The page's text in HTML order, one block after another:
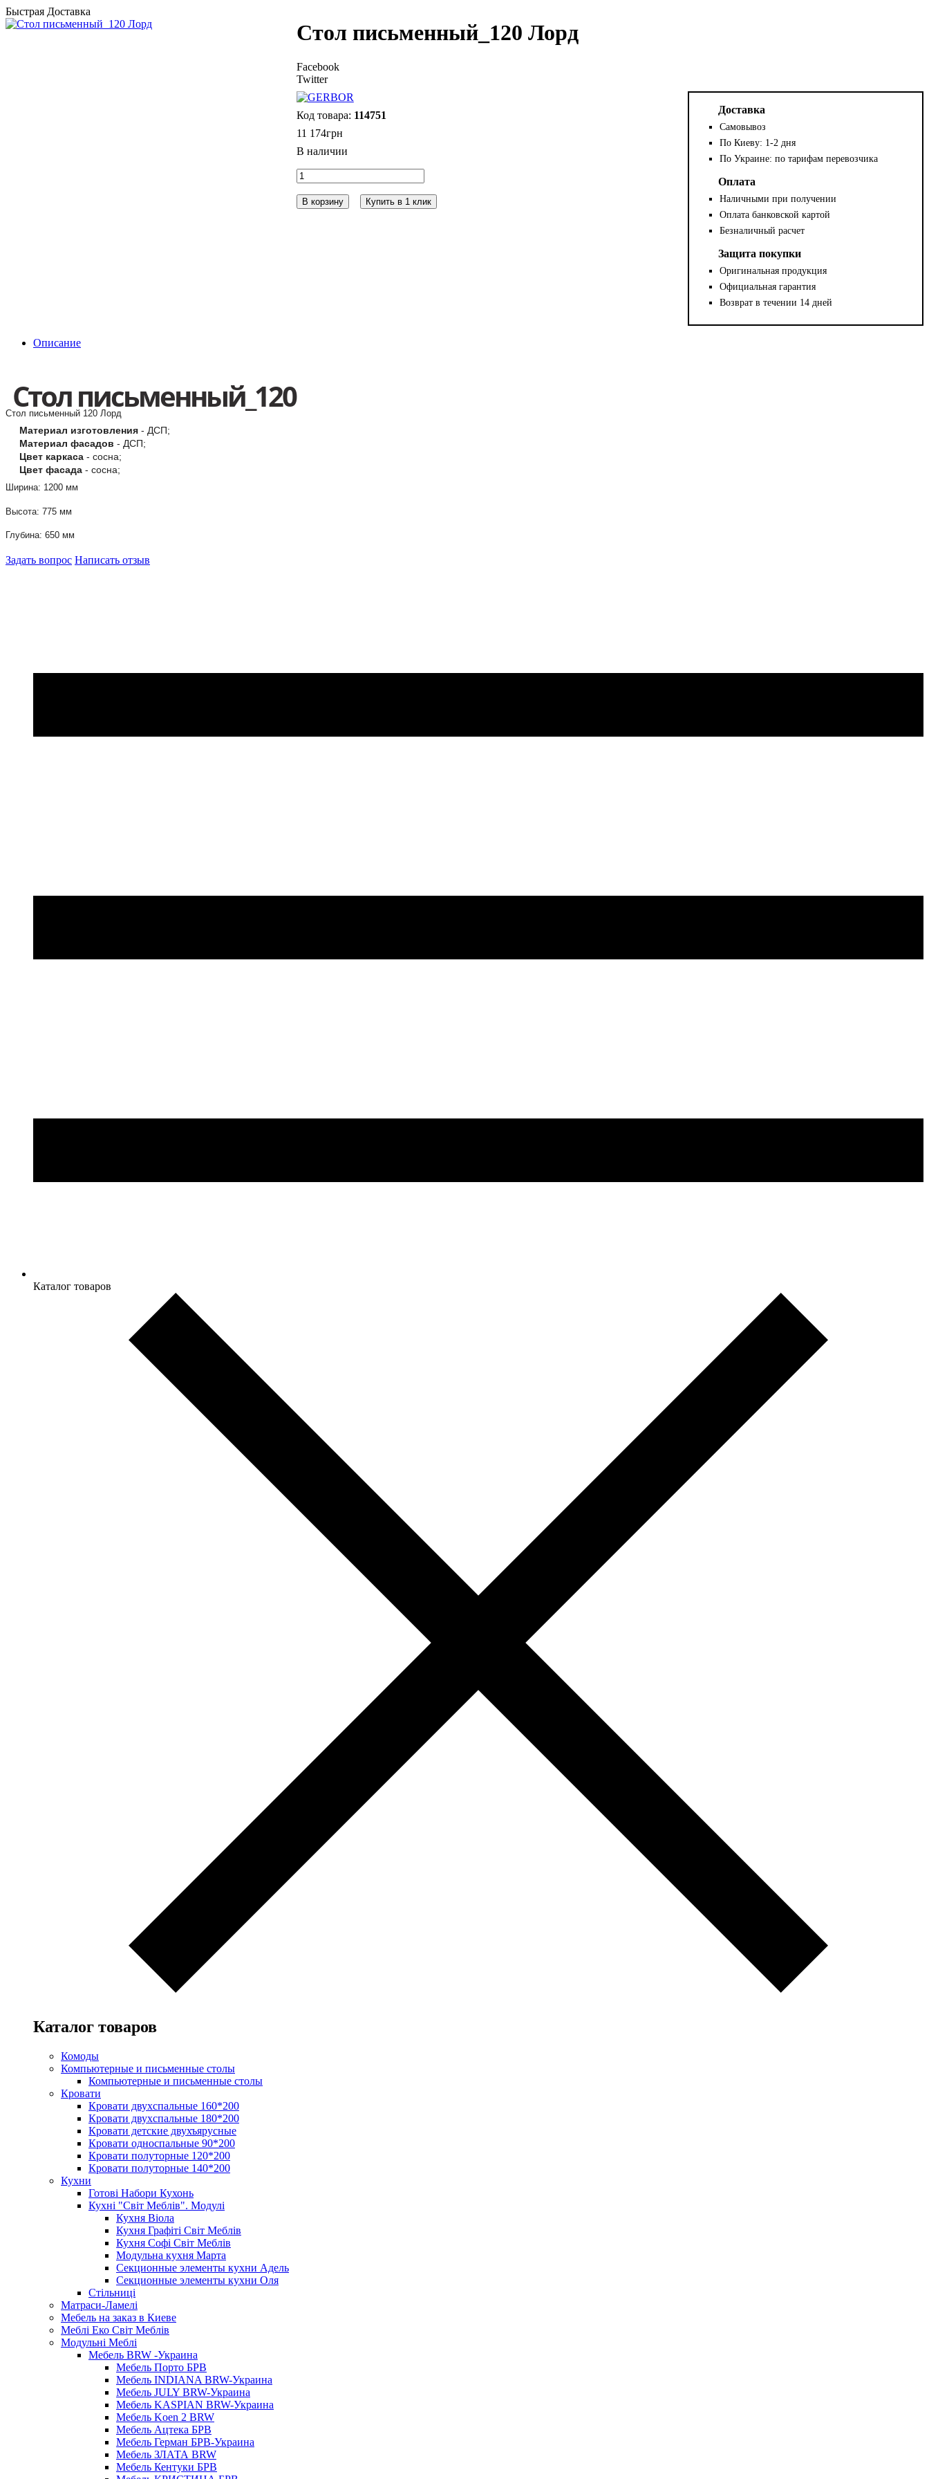
Быстрая Доставка
Стол письменный_120 Лорд
Facebook
Twitter
114751
11 174грн
В корзину Купить в 1 клик
Доставка
Самовывоз
По Киеву: 1-2 дня
По Украине: по тарифам перевозчика
Оплата
Наличными при получении
Оплата банковской картой
Безналичный расчет
Защита покупки
Оригинальная продукция
Официальная гарантия
Возврат в течении 14 дней
Описание
Стол письменный_120
Стол письменный 120 Лорд
Материал изготовления - ДСП;
Материал фасадов - ДСП;
Цвет каркаса - сосна;
Цвет фасада - сосна;
Ширина: 1200 мм
Высота: 775 мм
Глубина: 650 мм
Задать вопрос Написать отзыв
Каталог товаров
Каталог товаров
Комоды
Компьютерные и письменные столы
Компьютерные и письменные столы
Кровати
Кровати двухспальные 160*200
Кровати двухспальные 180*200
Кровати детские двухъярусные
Кровати односпальные 90*200
Кровати полуторные 120*200
Кровати полуторные 140*200
Кухни
Готові Набори Кухонь
Кухні "Світ Меблів". Модулі
Кухня Віола
Кухня Графіті Світ Меблів
Кухня Софі Світ Меблів
Модульна кухня Марта
Секционные элементы кухни Адель
Секционные элементы кухни Оля
Стільниці
Матраси-Ламелі
Мебель на заказ в Киеве
Меблі Еко Світ Меблів
Модульні Меблі
Мебель BRW -Украина
Мебель Порто БРВ
Мебель INDIANA BRW-Украина
Мебель JULY BRW-Украина
Мебель KASPIAN BRW-Украина
Мебель Koen 2 BRW
Мебель Ацтека БРВ
Мебель Герман БРВ-Украина
Мебель ЗЛАТА BRW
Мебель Кентуки БРВ